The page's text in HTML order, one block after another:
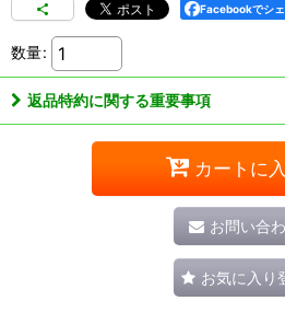
Facebookでシ
数量:
返品特約に関する重要事項
カートに
お問い合
お気に入り